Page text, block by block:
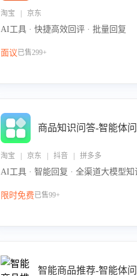
淘宝 | 京东
AI工具 · 快捷高效回评 · 批量回复
面议已售299+
商品知识问答-智能体
淘宝 | 京东 | 抖音 | 拼多多
AI工具 · 智能回复 · 全渠道大模型知
限时免费已售99+
智能商品推荐-智能体